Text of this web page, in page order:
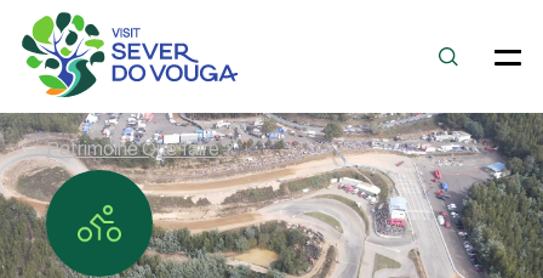
Patrimoine Que faire ?